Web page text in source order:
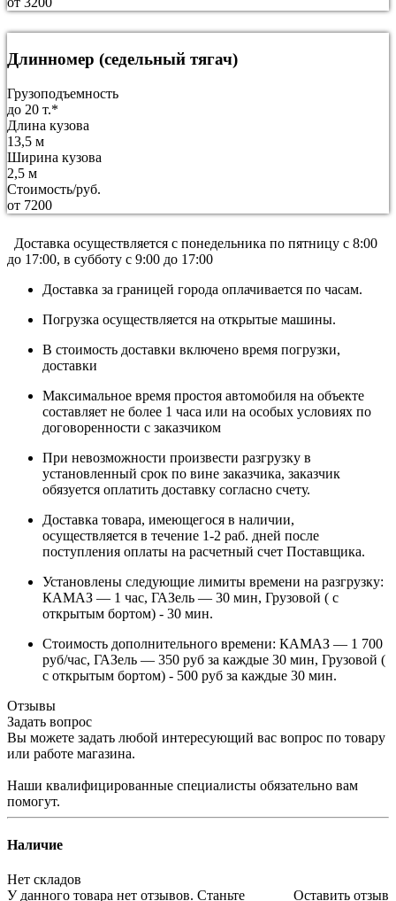
Длинномер (седельный тягач)
Грузоподъемность
до 20 т.*
Длина кузова
13,5 м
Ширина кузова
2,5 м
Стоимость/руб.
от 7200
Доставка осуществляется c понедельника по пятницу с 8:00
до 17:00, в субботу с 9:00 до 17:00
Доставка за границей города оплачивается по часам.
Погрузка осуществляется на открытые машины.
В стоимость доставки включено время погрузки,
доставки
Максимальное время простоя автомобиля на объекте
составляет не более 1 часа или на особых условиях по
договоренности с заказчиком
При невозможности произвести разгрузку в
установленный срок по вине заказчика, заказчик
обязуется оплатить доставку согласно счету.
Доставка товара, имеющегося в наличии,
осуществляется в течение 1-2 раб. дней после
поступления оплаты на расчетный счет Поставщика.
Установлены следующие лимиты времени на разгрузку:
КАМАЗ — 1 час, ГАЗель — 30 мин, Грузовой ( с
открытым бортом) - 30 мин.
Стоимость дополнительного времени: КАМАЗ — 1 700
руб/час, ГАЗель — 350 руб за каждые 30 мин, Грузовой (
с открытым бортом) - 500 руб за каждые 30 мин.
Отзывы
Задать вопрос
Вы можете задать любой интересующий вас вопрос по товару
или работе магазина.
Наши квалифицированные специалисты обязательно вам
помогут.
Наличие
Нет складов
Оставить отзыв
У данного товара нет отзывов. Станьте